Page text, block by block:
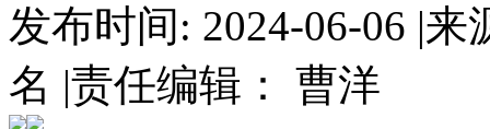
发布时间: 2024-06-06 |来
名 |责任编辑： 曹洋